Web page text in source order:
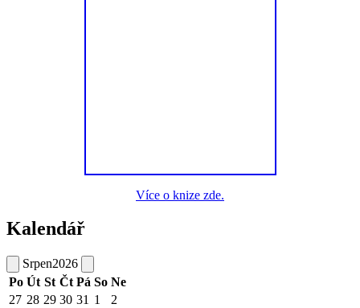
Více o knize zde.
Kalendář
Srpen2026
Po Út St Čt Pá So Ne
27 28 29 30 31 1
2